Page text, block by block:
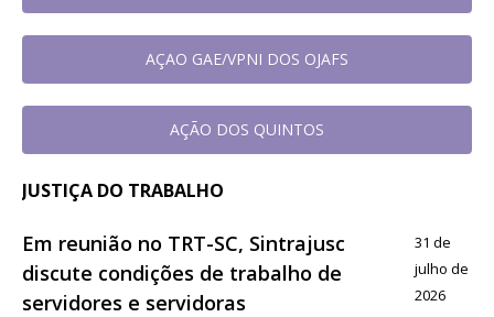
AÇAO GAE/VPNI DOS OJAFS
AÇÃO DOS QUINTOS
JUSTIÇA DO TRABALHO
Em reunião no TRT-SC, Sintrajusc
discute condições de trabalho de
servidores e servidoras
31 de
julho de
2026